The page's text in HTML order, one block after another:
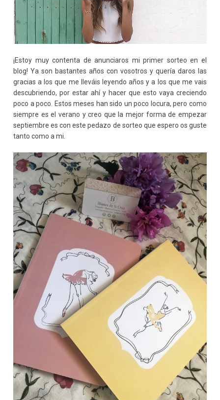
¡Estoy muy contenta de anunciaros mi primer sorteo en el
blog! Ya son bastantes años con vosotros y quería daros las
gracias a los que me lleváis leyendo años y a los que me vais
descubriendo, por estar ahí y hacer que esto vaya creciendo
poco a poco. Estos meses han sido un poco locura, pero como
siempre es el verano y creo que la mejor forma de empezar
septiembre es con este pedazo de sorteo que espero os guste
tanto como a mi.